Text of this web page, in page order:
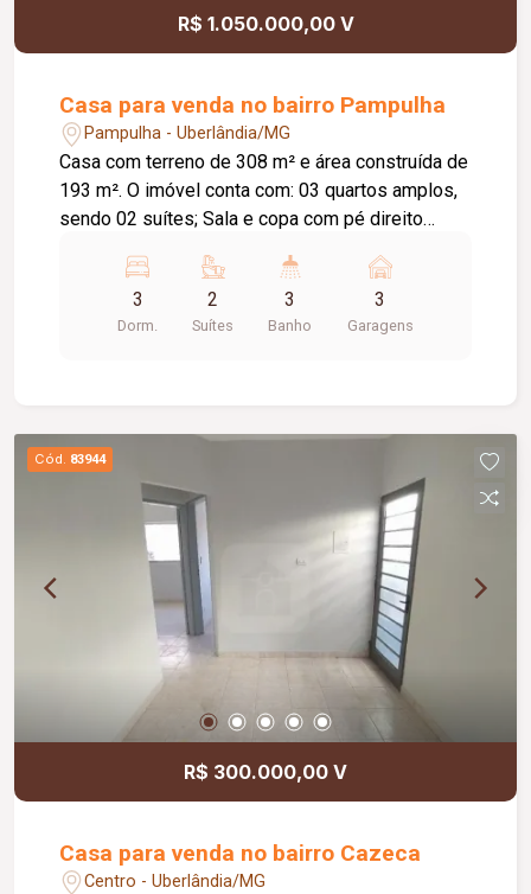
R$ 1.050.000,00 V
Casa para venda no bairro Pampulha
Pampulha - Uberlândia/MG
Casa com terreno de 308 m² e área construída de
193 m². O imóvel conta com: 03 quartos amplos,
sendo 02 suítes; Sala e copa com pé direito
gourmet; Piscina de 05 metros; Área gourmet
completa; Escritório; Banheiro completo na área
de lazer; Cômodo de despejo; Garagem para 03
Paisagismo completo; Marcenaria completa em
toda a casa;
3
Dorm.
2
Suítes
3
Banho
3
Garagens
Cód. 83944
R$ 300.000,00 V
Casa para venda no bairro Cazeca
Centro - Uberlândia/MG